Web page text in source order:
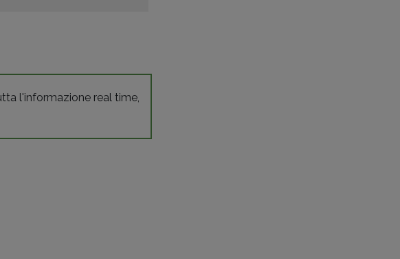
l'informazione real time,